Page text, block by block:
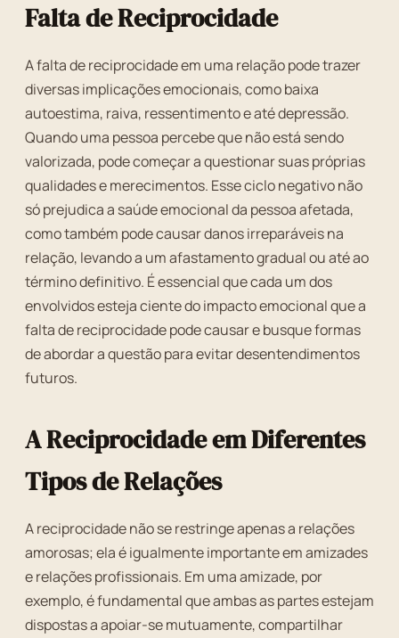
Falta de Reciprocidade
A falta de reciprocidade em uma relação pode trazer
diversas implicações emocionais, como baixa
autoestima, raiva, ressentimento e até depressão.
Quando uma pessoa percebe que não está sendo
valorizada, pode começar a questionar suas próprias
qualidades e merecimentos. Esse ciclo negativo não
só prejudica a saúde emocional da pessoa afetada,
como também pode causar danos irreparáveis na
relação, levando a um afastamento gradual ou até ao
término definitivo. É essencial que cada um dos
envolvidos esteja ciente do impacto emocional que a
falta de reciprocidade pode causar e busque formas
de abordar a questão para evitar desentendimentos
futuros.
A Reciprocidade em Diferentes
Tipos de Relações
A reciprocidade não se restringe apenas a relações
amorosas; ela é igualmente importante em amizades
e relações profissionais. Em uma amizade, por
exemplo, é fundamental que ambas as partes estejam
dispostas a apoiar-se mutuamente, compartilhar